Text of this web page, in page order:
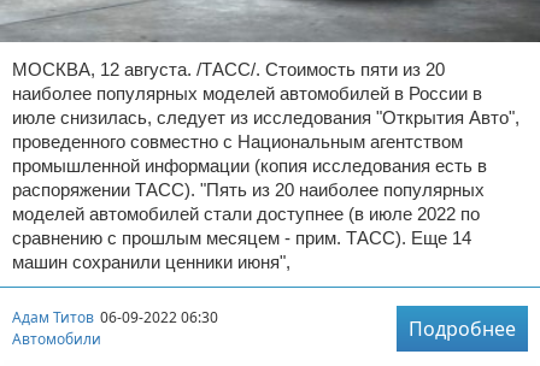
МОСКВА, 12 августа. /ТАСС/. Стоимость пяти из 20
наиболее популярных моделей автомобилей в России в
июле снизилась, следует из исследования "Открытия Авто",
проведенного совместно с Национальным агентством
промышленной информации (копия исследования есть в
распоряжении ТАСС). "Пять из 20 наиболее популярных
моделей автомобилей стали доступнее (в июле 2022 по
сравнению с прошлым месяцем - прим. ТАСС). Еще 14
машин сохранили ценники июня",
Адам Титов 06-09-2022 06:30
Автомобили
Подробнее